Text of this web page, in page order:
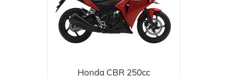
Honda CBR 250cc